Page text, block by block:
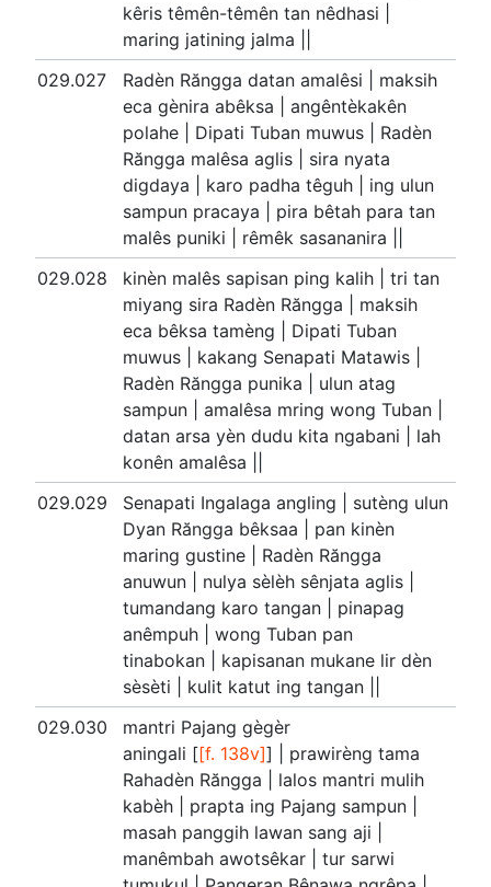
kêris têmên-têmên tan nêdhasi |
maring jatining jalma ||
029.027
Radèn Răngga datan amalêsi | maksih
eca gènira abêksa | angêntèkakên
polahe | Dipati Tuban muwus | Radèn
Răngga malêsa aglis | sira nyata
digdaya | karo padha têguh | ing ulun
sampun pracaya | pira bêtah para tan
malês puniki | rêmêk sasananira ||
029.028
kinèn malês sapisan ping kalih | tri tan
miyang sira Radèn Răngga | maksih
eca bêksa tamèng | Dipati Tuban
muwus | kakang Senapati Matawis |
Radèn Răngga punika | ulun atag
sampun | amalêsa mring wong Tuban |
datan arsa yèn dudu kita ngabani | lah
konên amalêsa ||
029.029
Senapati Ingalaga angling | sutèng ulun
Dyan Răngga bêksaa | pan kinèn
maring gustine | Radèn Răngga
anuwun | nulya sèlèh sênjata aglis |
tumandang karo tangan | pinapag
anêmpuh | wong Tuban pan
tinabokan | kapisanan mukane lir dèn
sèsèti | kulit katut ing tangan ||
029.030
mantri Pajang gègèr
aningali [[f. 138v]] | prawirèng tama
Rahadèn Răngga | lalos mantri mulih
kabèh | prapta ing Pajang sampun |
masah panggih lawan sang aji |
manêmbah awotsêkar | tur sarwi